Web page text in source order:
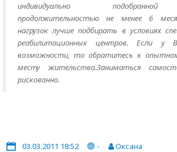
индивидуально
продолжительностью не менее 6
нагрузок лучше подбирать в условиях
реабилитационных центров. Если
возможности, то обратитесь к
месту жительства.Заниматься
рискованно.
03.03.2011 18:52 -
Оксана